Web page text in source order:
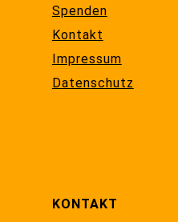
Spenden
Kontakt
Impressum
Datenschutz
KONTAKT